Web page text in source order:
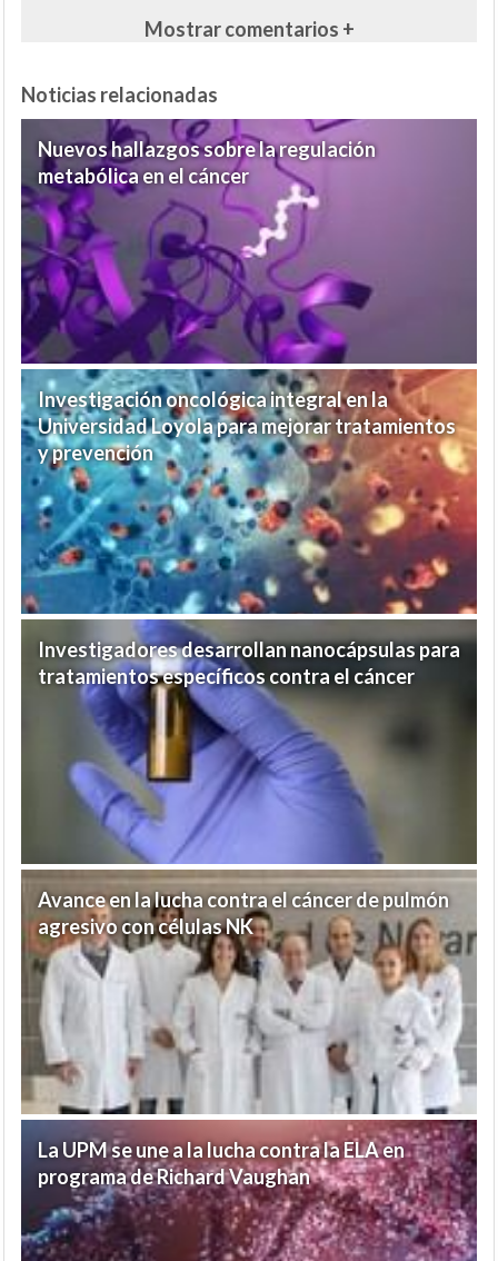
Mostrar comentarios +
Noticias relacionadas
Nuevos hallazgos sobre la regulación
metabólica en el cáncer
Investigación oncológica integral en la
Universidad Loyola para mejorar tratamientos
y prevención
Investigadores desarrollan nanocápsulas para
tratamientos específicos contra el cáncer
Avance en la lucha contra el cáncer de pulmón
agresivo con células NK
La UPM se une a la lucha contra la ELA en
programa de Richard Vaughan